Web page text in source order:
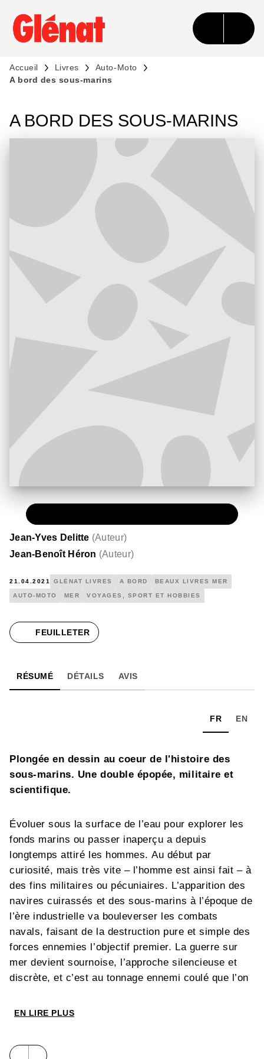
MENU RECHERCHE CONTENU
PIED DE PAGE
Accueil Livres
Auto-Moto
A bord des sous-marins
A BORD DES SOUS-MARINS
Jean-Yves Delitte (Auteur)
Jean-Benoît Héron (Auteur)
21.04.2021 GLÉNAT LIVRES A BORD BEAUX LIVRES MER
AUTO-MOTO MER VOYAGES, SPORT ET HOBBIES
FEUILLETER
RÉSUMÉ DÉTAILS AVIS
FR EN
Plongée en dessin au coeur de l'histoire des
sous-marins. Une double épopée, militaire et
scientifique.
Évoluer sous la surface de l’eau pour explorer les
fonds marins ou passer inaperçu a depuis
longtemps attiré les hommes. Au début par
curiosité, mais très vite – l’homme est ainsi fait – à
des fins militaires ou pécuniaires. L’apparition des
navires cuirassés et des sous-marins à l’époque de
l’ère industrielle va bouleverser les combats
navals, faisant de la destruction pure et simple des
forces ennemies l’objectif premier. La guerre sur
mer devient sournoise, l’approche silencieuse et
discrète, et c’est au tonnage ennemi coulé que l’on
premier sous-marin à couler un navire de
et les batailles sous-marines décisives, à l’instar
EN LIRE PLUS